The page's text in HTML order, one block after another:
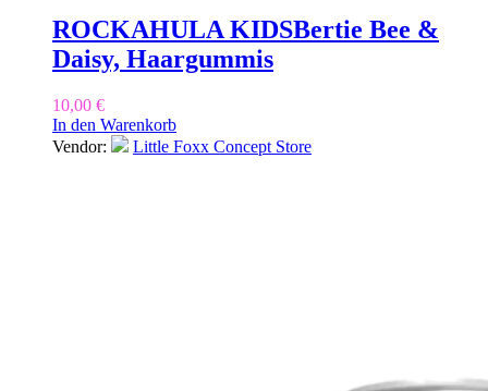
ROCKAHULA KIDSBertie Bee &
Daisy, Haargummis
10,00 €
In den Warenkorb
Vendor:
Little Foxx Concept Store